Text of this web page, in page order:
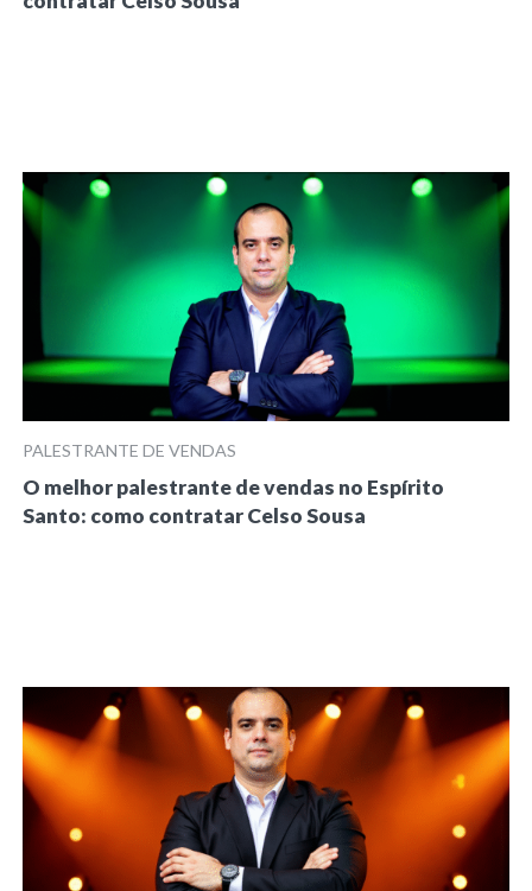
PALESTRANTE DE VENDAS
O melhor palestrante de vendas no Espírito
Santo: como contratar Celso Sousa